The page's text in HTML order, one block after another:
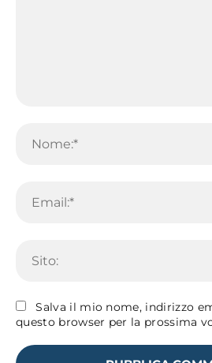
Salva il mio nome, indirizzo
questo browser per la prossima